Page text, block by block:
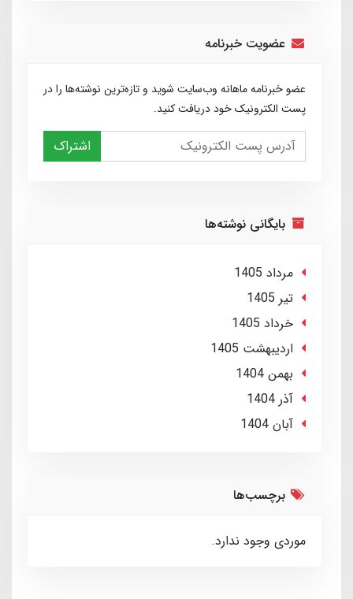
عضویت خبرنامه
عضو خبرنامه ماهانه وب‌سایت شوید و تازه‌ترین نوشته‌ها را در
پست الکترونیک خود دریافت کنید.
اشتراک
بایگانی نوشته‌ها
مرداد 1405
تير 1405
خرداد 1405
ارديبهشت 1405
بهمن 1404
آذر 1404
آبان 1404
برچسب‌ها
موردی وجود ندارد.